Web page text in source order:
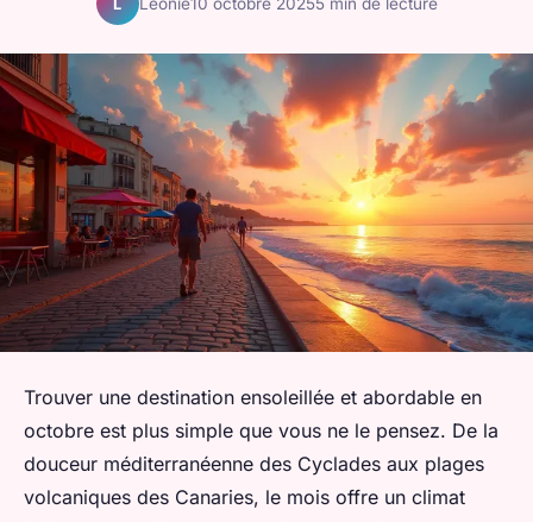
L
Trouver une destination ensoleillée et abordable en
octobre est plus simple que vous ne le pensez. De la
douceur méditerranéenne des Cyclades aux plages
volcaniques des Canaries, le mois offre un climat